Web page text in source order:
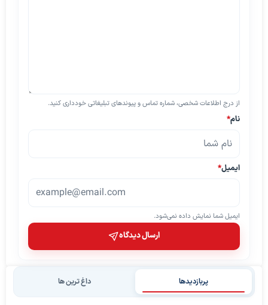
از درج اطلاعات شخصی، شماره تماس و پیوندهای تبلیغاتی خودداری کنید.
نام*
ایمیل*
ایمیل شما نمایش داده نمی‌شود.
ارسال دیدگاه
پربازدیدها داغ ترین ها